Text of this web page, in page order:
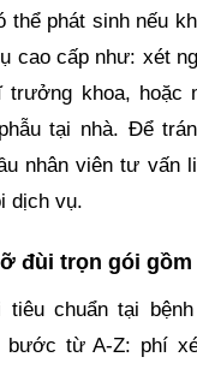
thể phát sinh nếu
cao cấp như: xét
trưởng khoa, hoặc
tại nhà. Để
nhân viên tư vấn
dịch vụ.
đùi trọn gói gồm
chuẩn tại
từ A-Z: phí